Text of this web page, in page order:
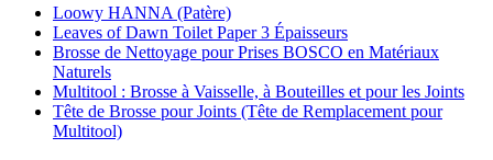
Loowy HANNA (Patère)
Leaves of Dawn Toilet Paper 3 Épaisseurs
Brosse de Nettoyage pour Prises BOSCO en Matériaux
Naturels
Multitool : Brosse à Vaisselle, à Bouteilles et pour les Joints
Tête de Brosse pour Joints (Tête de Remplacement pour
Multitool)